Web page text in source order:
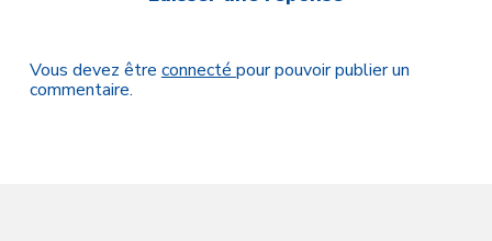
Vous devez être connecté pour pouvoir publier un
commentaire.